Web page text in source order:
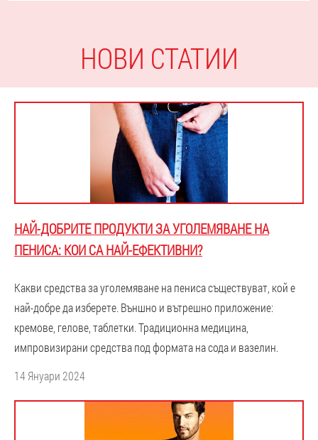
НОВИ СТАТИИ
НАЙ-ДОБРИТЕ ПРОДУКТИ ЗА УГОЛЕМЯВАНЕ НА
ПЕНИСА: КОИ СА НАЙ-ЕФЕКТИВНИ?
Какви средства за уголемяване на пениса съществуват, кой е
най-добре да изберете. Външно и вътрешно приложение:
кремове, гелове, таблетки. Традиционна медицина,
импровизирани средства под формата на сода и вазелин.
14 Януари 2024